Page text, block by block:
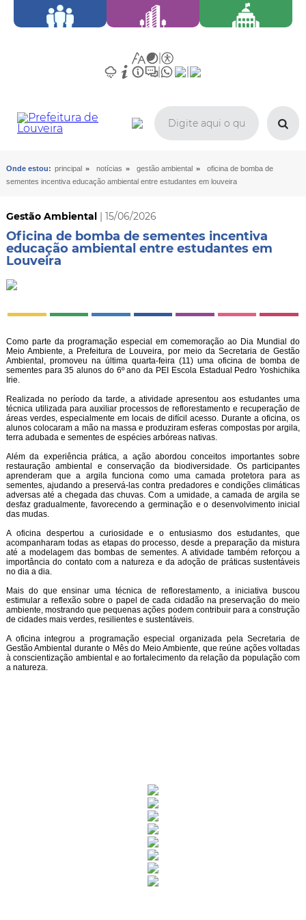
Onde estou: principal » notícias » gestão ambiental »
oficina de bomba de
sementes incentiva educação ambiental entre estudantes em louveira
Gestão Ambiental| 15/06/2026
Oficina de bomba de sementes incentiva
educação ambiental entre estudantes em
Louveira
Como parte da programação especial em comemoração ao Dia Mundial do
Meio Ambiente, a Prefeitura de Louveira, por meio da Secretaria de Gestão
Ambiental, promoveu na última quarta-feira (11) uma oficina de bomba de
sementes para 35 alunos do 6º ano da PEI Escola Estadual Pedro Yoshichika
Irie.
Realizada no período da tarde, a atividade apresentou aos estudantes uma
técnica utilizada para auxiliar processos de reflorestamento e recuperação de
áreas verdes, especialmente em locais de difícil acesso. Durante a oficina, os
alunos colocaram a mão na massa e produziram esferas compostas por argila,
terra adubada e sementes de espécies arbóreas nativas.
Além da experiência prática, a ação abordou conceitos importantes sobre
restauração ambiental e conservação da biodiversidade. Os participantes
aprenderam que a argila funciona como uma camada protetora para as
sementes, ajudando a preservá-las contra predadores e condições climáticas
adversas até a chegada das chuvas. Com a umidade, a camada de argila se
desfaz gradualmente, favorecendo a germinação e o desenvolvimento inicial
das mudas.
A oficina despertou a curiosidade e o entusiasmo dos estudantes, que
acompanharam todas as etapas do processo, desde a preparação da mistura
até a modelagem das bombas de sementes. A atividade também reforçou a
importância do contato com a natureza e da adoção de práticas sustentáveis
no dia a dia.
Mais do que ensinar uma técnica de reflorestamento, a iniciativa buscou
estimular a reflexão sobre o papel de cada cidadão na preservação do meio
ambiente, mostrando que pequenas ações podem contribuir para a construção
de cidades mais verdes, resilientes e sustentáveis.
A oficina integrou a programação especial organizada pela Secretaria de
Gestão Ambiental durante o Mês do Meio Ambiente, que reúne ações voltadas
à conscientização ambiental e ao fortalecimento da relação da população com
a natureza.